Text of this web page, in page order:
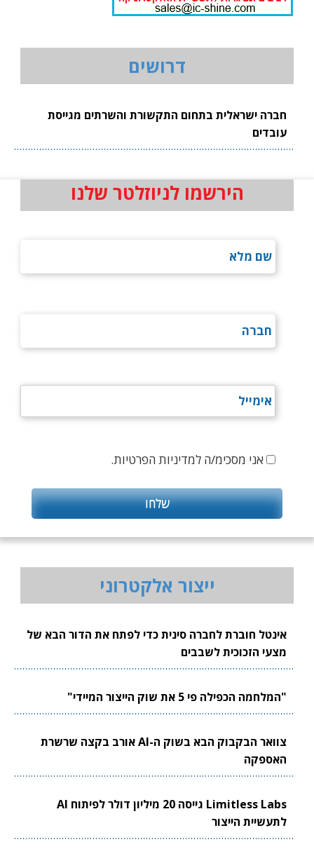
דרושים
חברה ישראלית בתחום התקשורת והשרתים מגייסת
עובדים
הירשמו לניוזלטר שלנו
אני מסכימ/ה למדיניות הפרטיות.
ייצור אלקטרוני
אינטל חוברת לחברה סינית כדי לפתח את הדור הבא של
מצעי הזכוכית לשבבים
"המלחמה הכפילה פי 5 את שוק הייצור המיידי"
צוואר הבקבוק הבא בשוק ה-AI אורב בקצה שרשרת
האספקה
Limitless Labs גייסה 20 מיליון דולר לפיתוח AI
לתעשיית הייצור